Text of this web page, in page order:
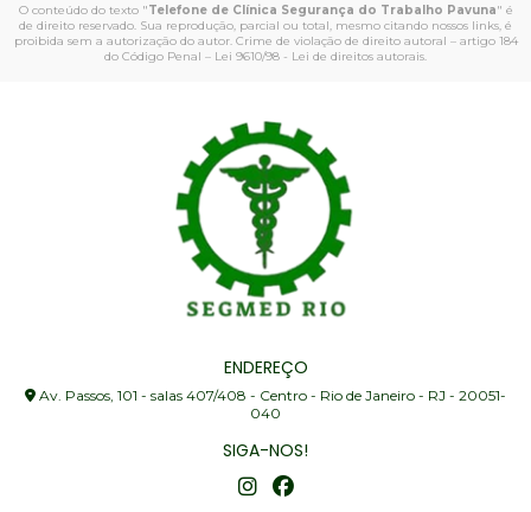
O conteúdo do texto "Telefone de Clínica Segurança do Trabalho Pavuna" é
de direito reservado. Sua reprodução, parcial ou total, mesmo citando nossos links, é
proibida sem a autorização do autor. Crime de violação de direito autoral – artigo 184
do Código Penal – Lei 9610/98 - Lei de direitos autorais
ENDEREÇO
Av. Passos, 101 - salas 407/408 - Centro - Rio de Janeiro - RJ - 20051-
040
SIGA-NOS!